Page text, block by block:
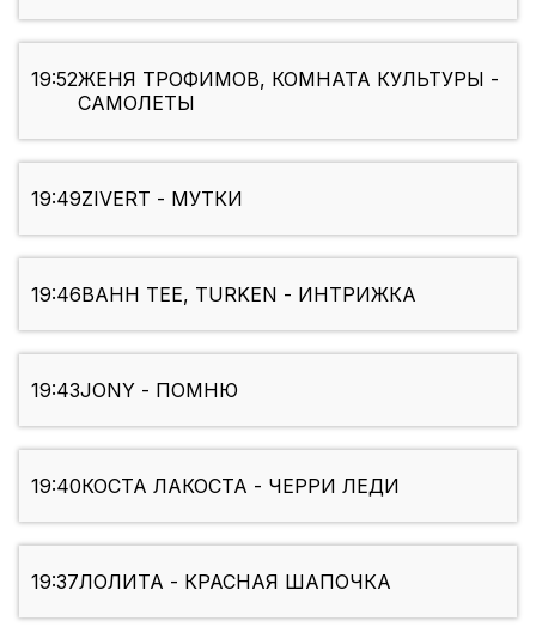
19:52ЖЕНЯ ТРОФИМОВ, КОМНАТА КУЛЬТУРЫ -
САМОЛЕТЫ
19:49ZIVERT - МУТКИ
19:46BAHH TEE, TURKEN - ИНТРИЖКА
19:43JONY - ПОМНЮ
19:40КОСТА ЛАКОСТА - ЧЕРРИ ЛЕДИ
19:37ЛОЛИТА - КРАСНАЯ ШАПОЧКА